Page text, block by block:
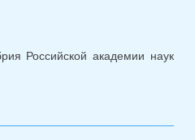
Российской академии наук